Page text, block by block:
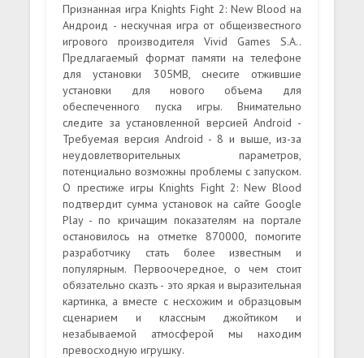
Признанная игра Knights Fight 2: New Blood на
Андроид - нескучная игра от общеизвестного
игрового производителя Vivid Games S.A..
Предлагаемый формат памяти на телефоне
для установки 305MB, снесите отжившие
установки для нового объема для
обеспеченного пуска игры. Внимательно
следите за установленной версией Android -
Требуемая версия Android - 8 и выше, из-за
неудовлетворительных параметров,
потенциально возможны проблемы с запуском.
О престиже игры Knights Fight 2: New Blood
подтвердит сумма установок на сайте Google
Play - по кричащим показателям на портале
остановилось на отметке 870000, помогите
разработчику стать более известным и
популярным. Первоочередное, о чем стоит
обязательно сказть - это яркая и выразительная
картинка, а вместе с несхожим и образцовым
сценарием и классным джойтиком и
незабываемой атмосферой мы находим
превосходную игрушку.